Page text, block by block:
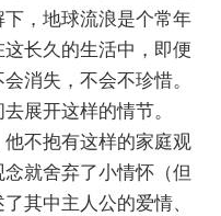
，地球流浪是个常年
长久的生活中，即便
消失，不会不珍惜。
展开这样的情节。
不抱有这样的家庭观
就舍弃了小情怀（但
其中主人公的爱情、